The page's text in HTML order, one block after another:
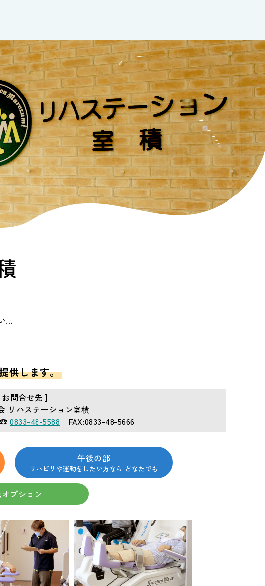
…
供します。
問合せ先 ]
リハステーション室積
0833-48-5588 FAX:0833-48-5666
午後の部
リハビリや運動をしたい方なら どなたでも
プション